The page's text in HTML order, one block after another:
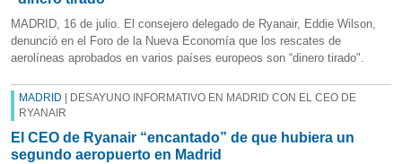
MADRID, 16 de julio. El consejero delegado de Ryanair, Eddie Wilson,
denunció en el Foro de la Nueva Economía que los rescates de
aerolíneas aprobados en varios países europeos son “dinero tirado".
MADRID | DESAYUNO INFORMATIVO EN MADRID CON EL CEO DE
RYANAIR
El CEO de Ryanair “encantado” de que hubiera un
segundo aeropuerto en Madrid